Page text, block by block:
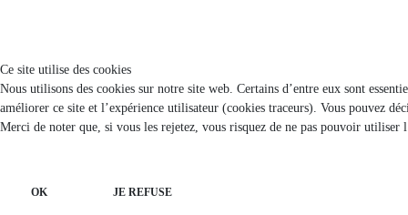
Ce site utilise des cookies
Nous utilisons des cookies sur notre site web. Certains d’entre eux sont
améliorer ce site et l’expérience utilisateur (cookies traceurs). Vous pouvez
Merci de noter que, si vous les rejetez, vous risquez de ne pas pouvoir utiliser
OK JE REFUSE